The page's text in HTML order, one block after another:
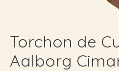
Torchon de
Aalborg